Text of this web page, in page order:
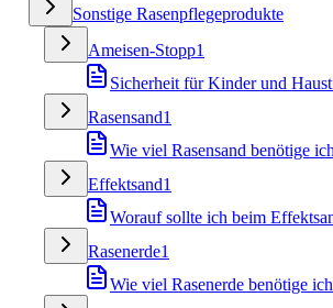
Sonstige Rasenpflegeprodukte
Ameisen-Stopp1
Sicherheit für Kinder und
Rasensand1
Wie viel Rasensand benötige
Effektsand1
Worauf sollte ich beim
Rasenerde1
Wie viel Rasenerde benötige